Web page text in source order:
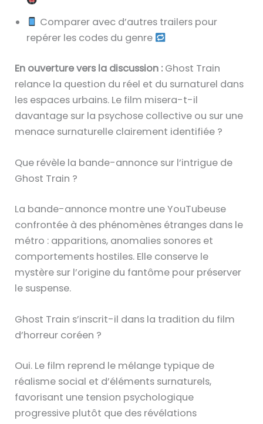
Comparer avec d’autres trailers pour
repérer les codes du genre
En ouverture vers la discussion : Ghost Train
relance la question du réel et du surnaturel dans
les espaces urbains. Le film misera-t-il
davantage sur la psychose collective ou sur une
menace surnaturelle clairement identifiée ?
Que révèle la bande-annonce sur l’intrigue de
Ghost Train ?
La bande-annonce montre une YouTubeuse
confrontée à des phénomènes étranges dans le
métro : apparitions, anomalies sonores et
comportements hostiles. Elle conserve le
mystère sur l’origine du fantôme pour préserver
le suspense.
Ghost Train s’inscrit-il dans la tradition du film
d’horreur coréen ?
Oui. Le film reprend le mélange typique de
réalisme social et d’éléments surnaturels,
favorisant une tension psychologique
progressive plutôt que des révélations